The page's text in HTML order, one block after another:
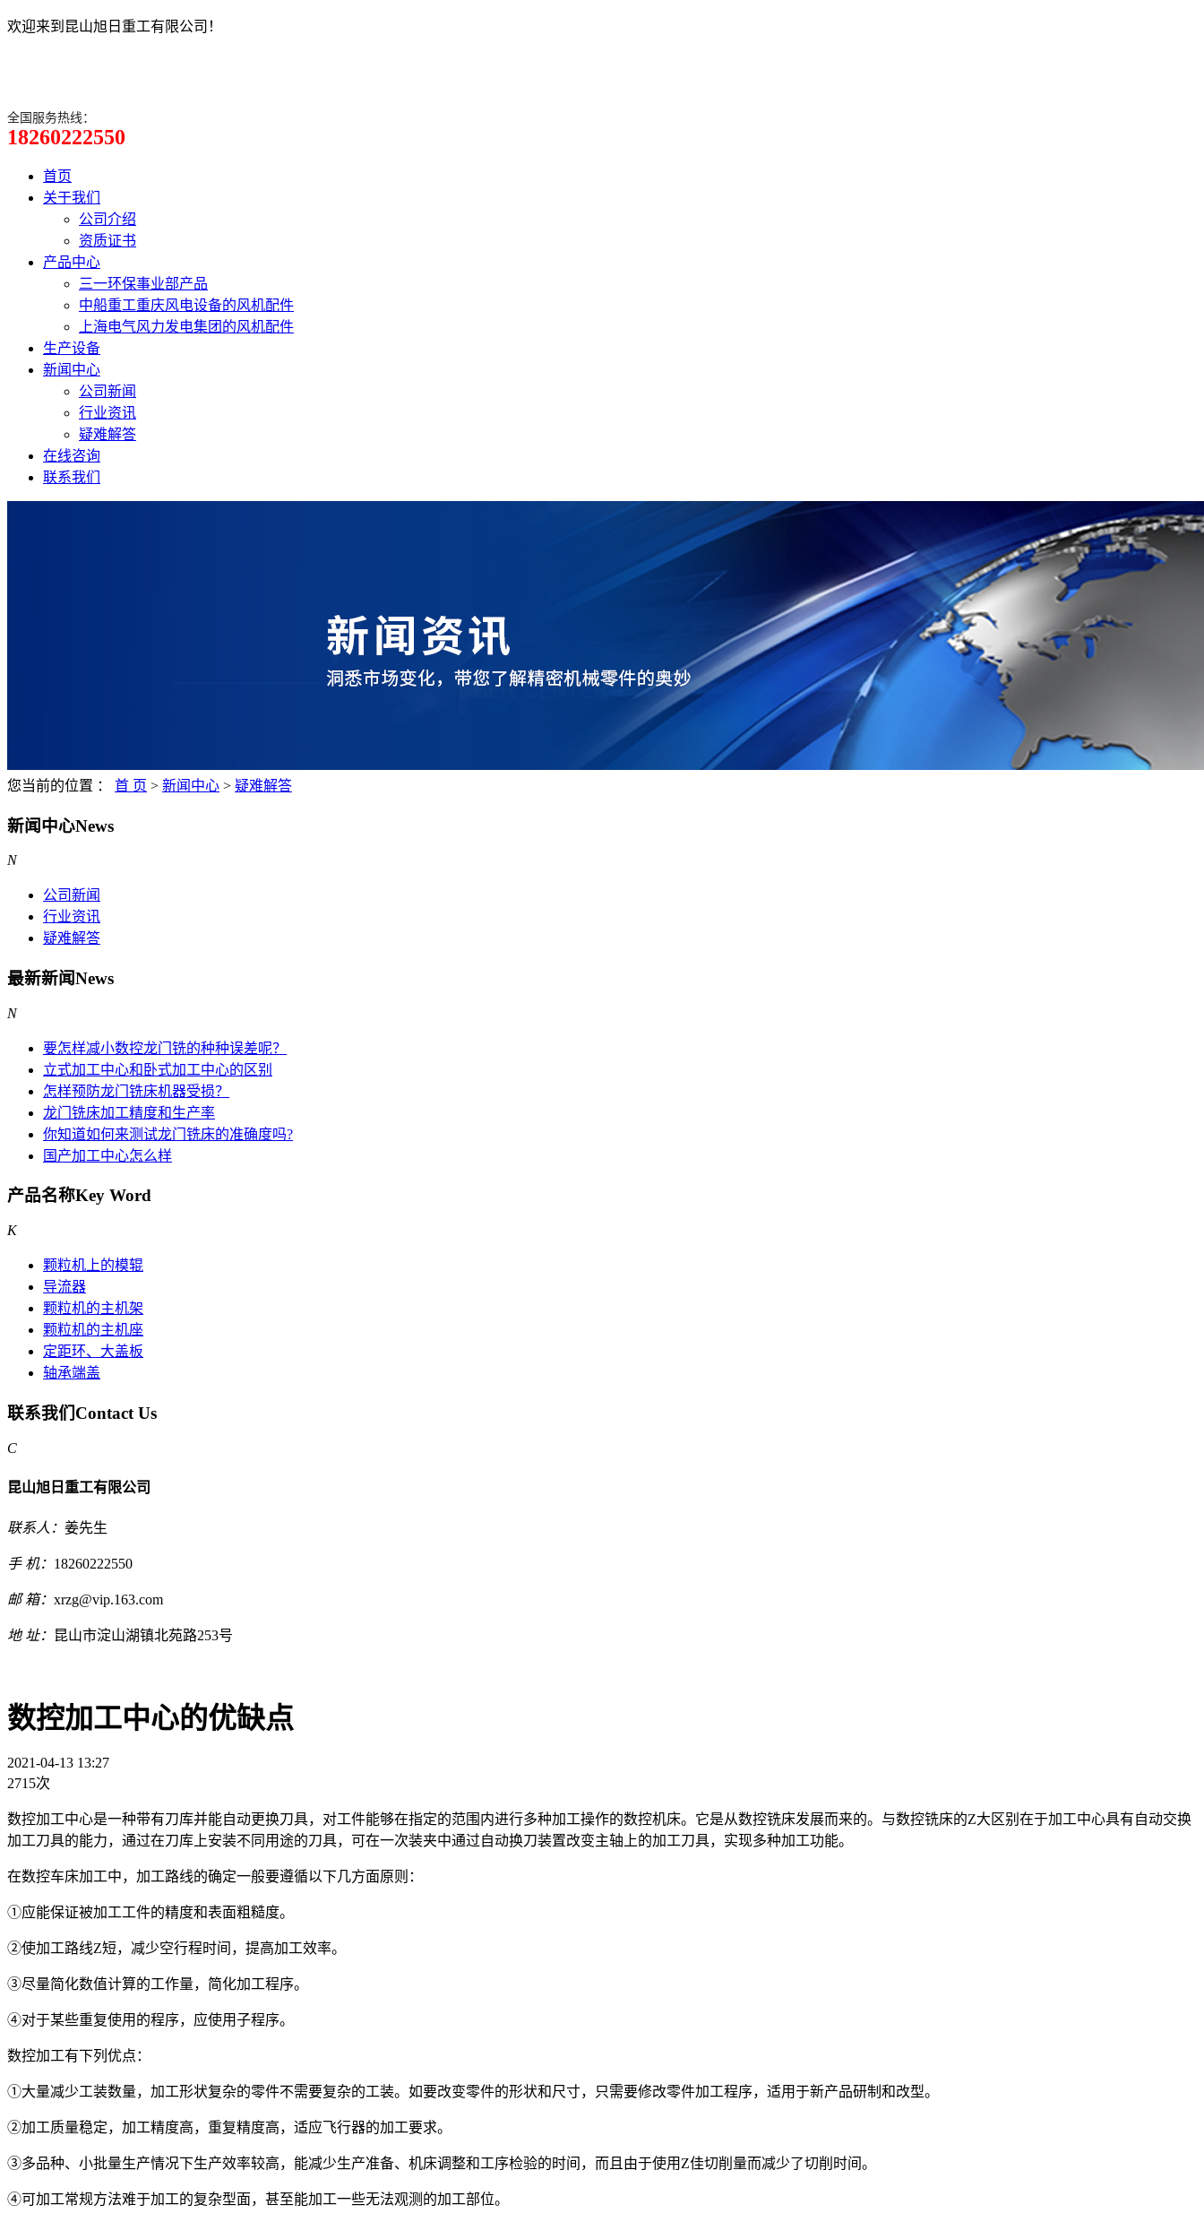
欢迎来到昆山旭日重工有限公司！
全国服务热线：
18260222550
首页
关于我们
公司介绍
资质证书
产品中心
三一环保事业部产品
中船重工重庆风电设备的风机配件
上海电气风力发电集团的风机配件
生产设备
新闻中心
公司新闻
行业资讯
疑难解答
在线咨询
联系我们
您当前的位置 ： 首 页 > 新闻中心 > 疑难解答
新闻中心News
N
公司新闻
行业资讯
疑难解答
最新新闻News
N
要怎样减小数控龙门铣的种种误差呢？
立式加工中心和卧式加工中心的区别
怎样预防龙门铣床机器受损？
龙门铣床加工精度和生产率
你知道如何来测试龙门铣床的准确度吗?
国产加工中心怎么样
产品名称Key Word
K
颗粒机上的模辊
导流器
颗粒机的主机架
颗粒机的主机座
定距环、大盖板
轴承端盖
联系我们Contact Us
C
昆山旭日重工有限公司
联系人： 姜先生
手 机： 18260222550
邮 箱： xrzg@vip.163.com
地 址： 昆山市淀山湖镇北苑路253号
数控加工中心的优缺点
2021-04-13 13:27
2715次
数控加工中心是一种带有刀库并能自动更换刀具，对工件能够在指定的范围内进行多种加工操作的数控机床。它是从数控铣床发展而来的。与数控铣床的Z大区别在于加工中心具有自动交换
加工刀具的能力，通过在刀库上安装不同用途的刀具，可在一次装夹中通过自动换刀装置改变主轴上的加工刀具，实现多种加工功能。
在数控车床加工中，加工路线的确定一般要遵循以下几方面原则：
①应能保证被加工工件的精度和表面粗糙度。
②使加工路线Z短，减少空行程时间，提高加工效率。
③尽量简化数值计算的工作量，简化加工程序。
④对于某些重复使用的程序，应使用子程序。
数控加工有下列优点：
①大量减少工装数量，加工形状复杂的零件不需要复杂的工装。如要改变零件的形状和尺寸，只需要修改零件加工程序，适用于新产品研制和改型。
②加工质量稳定，加工精度高，重复精度高，适应飞行器的加工要求。
③多品种、小批量生产情况下生产效率较高，能减少生产准备、机床调整和工序检验的时间，而且由于使用Z佳切削量而减少了切削时间。
④可加工常规方法难于加工的复杂型面，甚至能加工一些无法观测的加工部位。